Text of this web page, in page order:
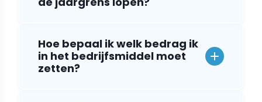
Hoe bepaal ik welk bedrag ik
in het bedrijfsmiddel moet
zetten?